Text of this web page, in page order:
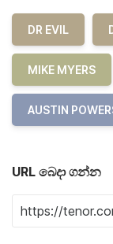
DR EVIL
MIKE MYERS
AUSTIN
URL බෙදා ගන්න